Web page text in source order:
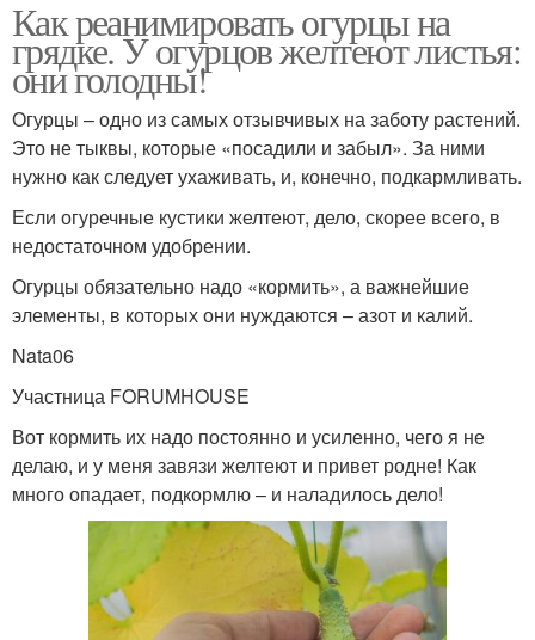
Как реанимировать огурцы на
грядке. У огурцов желтеют листья:
они голодны!
Огурцы – одно из самых отзывчивых на заботу растений.
Это не тыквы, которые «посадили и забыл». За ними
нужно как следует ухаживать, и, конечно, подкармливать.
Если огуречные кустики желтеют, дело, скорее всего, в
недостаточном удобрении.
Огурцы обязательно надо «кормить», а важнейшие
элементы, в которых они нуждаются – азот и калий.
Nata06
Участница FORUMHOUSE
Вот кормить их надо постоянно и усиленно, чего я не
делаю, и у меня завязи желтеют и привет родне! Как
много опадает, подкормлю – и наладилось дело!